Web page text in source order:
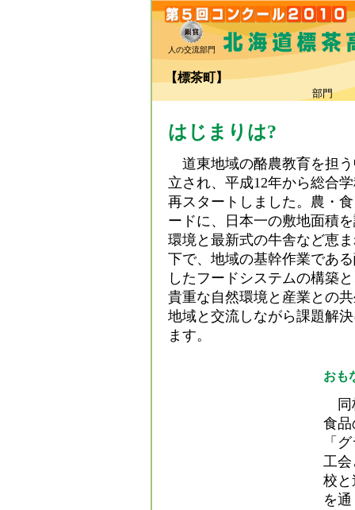
人の交流部門
【標茶町】
部門
はじまりは?
道東地域の酪農教育を担
立され、平成12年から総合
再スタートしました。農・
ードに、日本一の敷地面積
環境と最新式の牛舎など恵
下で、地域の基幹作業であ
したフードシステムの構築
貴重な自然環境と産業との
地域と交流しながら課題解
ます。
おも
同
食品
「
工会
校と
を